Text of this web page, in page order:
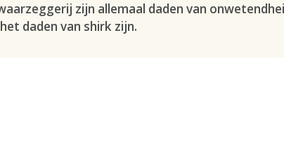
zijn allemaal daden van
daden van shirk zijn.